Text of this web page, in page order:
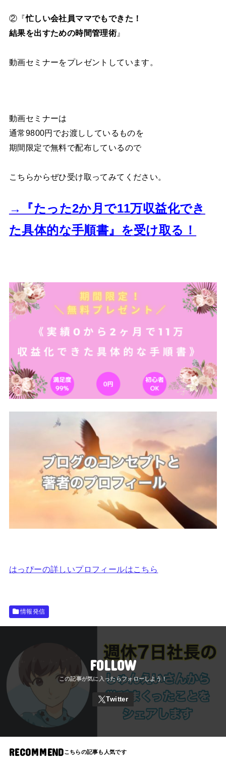
②『忙しい会社員ママでもできた！
結果を出すための時間管理術』
動画セミナーをプレゼントしています。
動画セミナーは
通常9800円でお渡ししているものを
期間限定で無料で配布しているので
こちらからぜひ受け取ってみてください。
→『たった2か月で11万収益化でき
た具体的な手順書』を受け取る！
はっぴーの詳しいプロフィールはこちら
情報発信
FOLLOW
RECOMMEND